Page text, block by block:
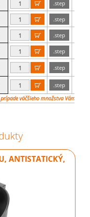
 .step
 .step
 .step
 .step
 .step
 .step
väčšieho množstva Vám
ANTISTATICKÝ,